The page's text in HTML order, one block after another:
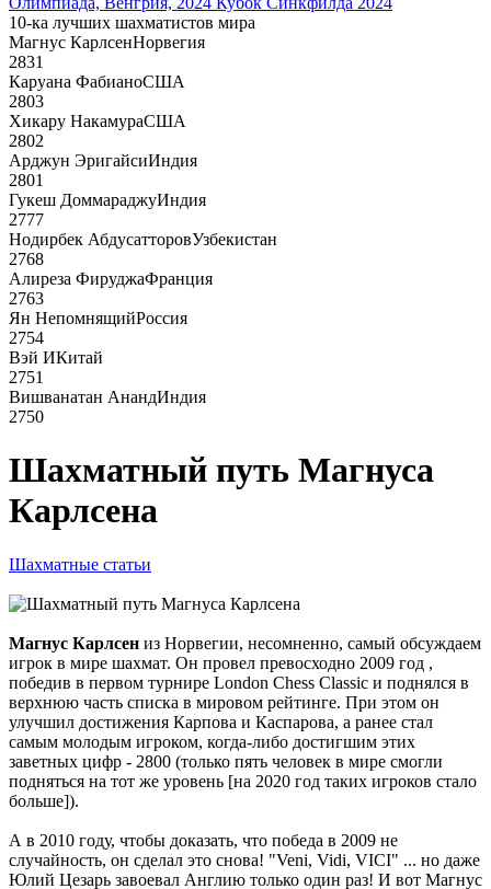
10-ка лучших шахматистов мира
Магнус КарлсенНорвегия
2831
Каруана ФабианоСША
2803
Хикару НакамураСША
2802
Арджун ЭригайсиИндия
2801
Гукеш ДоммараджуИндия
2777
Нодирбек АбдусатторовУзбекистан
2768
Алиреза ФируджаФранция
2763
Ян НепомнящийРоссия
2754
Вэй ИКитай
2751
Вишванатан АнандИндия
2750
Шахматный путь Магнуса
Карлсена
Шахматные статьи
Магнус Карлсен из Норвегии, несомненно, самый обсуждаем
игрок в мире шахмат. Он провел превосходно 2009 год ,
победив в первом турнире London Chess Classic и поднялся в
верхнюю часть списка в мировом рейтинге. При этом он
улучшил достижения Карпова и Каспарова, а ранее стал
самым молодым игроком, когда-либо достигшим этих
заветных цифр - 2800 (только пять человек в мире смогли
подняться на тот же уровень [на 2020 год таких игроков стало
больше]).
А в 2010 году, чтобы доказать, что победа в 2009 не
случайность, он сделал это снова! "Veni, Vidi, VICI" ... но даже
Юлий Цезарь завоевал Англию только один раз! И вот Магнус